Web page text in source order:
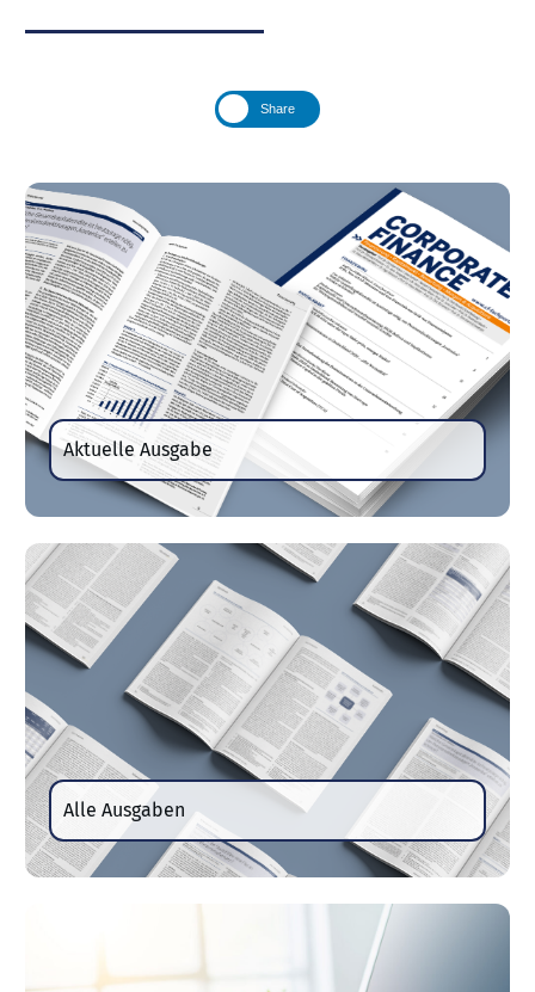
Share
Aktuelle Ausgabe
Alle Ausgaben